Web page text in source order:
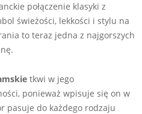
połączenie klasyki z
świeżości, lekkości i stylu na
to teraz jedna z najgorszych
tkwi w jego
ponieważ wpisuje się on w
pasuje do każdego rodzaju